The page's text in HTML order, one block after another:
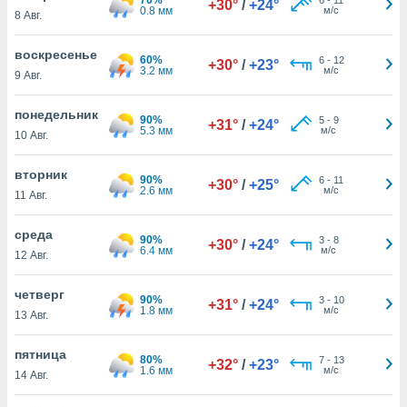
действия
рекламу
нашей
cookie
cookie
в
нашего
8 Авг.
0.8 мм
+30° / +24°
м/с
воскресенье
9 Авг.
60%
3.2 мм
+30° / +23° 6- 12
м/с
понедельник
10 Авг.
90%
5.3 мм
+31° / +24° 5- 9
м/с
вторник
11 Авг.
90%
2.6 мм
+30° / +25° 6- 11
м/с
среда
12 Авг.
90%
6.4 мм
+30° / +24° 3- 8
м/с
четверг
13 Авг.
90%
1.8 мм
+31° / +24° 3- 10
м/с
пятница
14 Авг.
80%
1.6 мм
+32° / +23° 7- 13
м/с